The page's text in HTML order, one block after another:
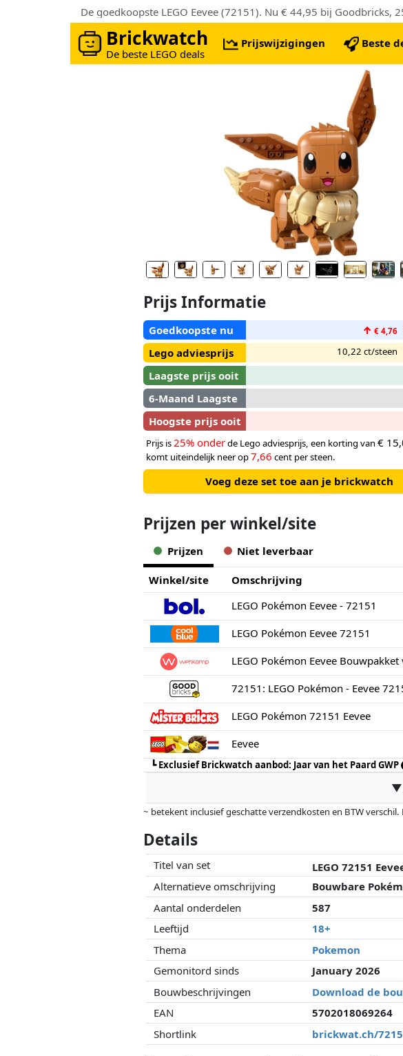
De goedkoopste LEGO Eevee (72151). Nu € 44,95 bij Goodbricks,
Brickwatch
De beste LEGO deals
Prijswijzigingen Beste
Prijs Informatie
Goedkoopste nu ↑ € 4,76
Lego adviesprijs 10,22 ct/steen
Laagste prijs ooit
6-Maand Laagste
Hoogste prijs ooit
Prijs is 25% onderde Lego adviesprijs, een korting van €
komt uiteindelijk neer op7,66 cent per steen.
Voeg deze set toe aan je brickwatch
Prijzen per winkel/site
Prijzen Niet leverbaar
Winkel/site Omschrijving
LEGO Pokémon Eevee - 72151
LEGO Pokémon Eevee 72151
LEGO Pokémon Eevee
72151: LEGO Pokémon - Eevee
LEGO Pokémon 72151 Eevee
Eevee
┗Exclusief Brickwatch aanbod: Jaar van het Paard GWP
▼
~ betekent inclusief geschatte verzendkosten en BTW
geen enkele invoed op. Alleen bij gelijke prijzen kunnen
Details
Titel van set
LEGO 72151
Alternatieve omschrijving
Bouwbare
Aantal onderdelen
587
Leeftijd
18+
Thema
Pokemon
Gemonitord sinds
January 2026
Bouwbeschrijvingen
Download de
EAN
5702018069264
Shortlink
brickwat.ch/